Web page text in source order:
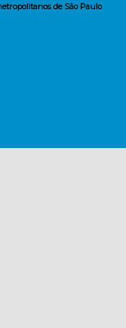
de São Paulo